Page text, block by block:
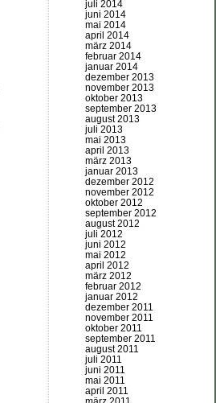
juli 2014
juni 2014
mai 2014
april 2014
märz 2014
februar 2014
januar 2014
dezember 2013
november 2013
oktober 2013
september 2013
august 2013
juli 2013
mai 2013
april 2013
märz 2013
januar 2013
dezember 2012
november 2012
oktober 2012
september 2012
august 2012
juli 2012
juni 2012
mai 2012
april 2012
märz 2012
februar 2012
januar 2012
dezember 2011
november 2011
oktober 2011
september 2011
august 2011
juli 2011
juni 2011
mai 2011
april 2011